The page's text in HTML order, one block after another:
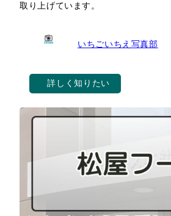
取り上げています。
いちごいちえ写真部
詳しく知りたい